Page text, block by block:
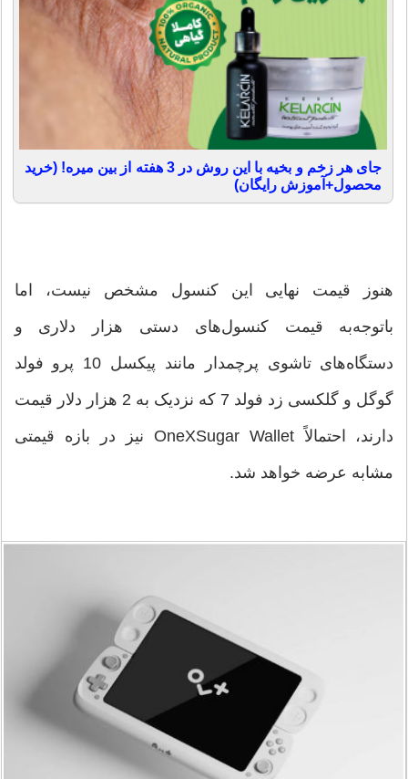
جای هر زخم و بخیه با این روش در 3 هفته از بین میره! (خرید
محصول+آموزش رایگان)
هنوز قیمت نهایی این کنسول مشخص نیست، اما
باتوجه‌به قیمت کنسول‌های دستی هزار دلاری و
دستگاه‌های تاشوی پرچمدار مانند پیکسل 10 پرو فولد
گوگل و گلکسی زد فولد 7 که نزدیک به 2 هزار دلار قیمت
دارند، احتمالاً OneXSugar Wallet نیز در بازه قیمتی
مشابه عرضه خواهد شد.